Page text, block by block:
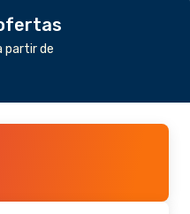
partir de